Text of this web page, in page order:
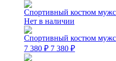
Спортивный костюм
Нет в наличии
Спортивный костюм
7 380 ₽ 7 380 ₽